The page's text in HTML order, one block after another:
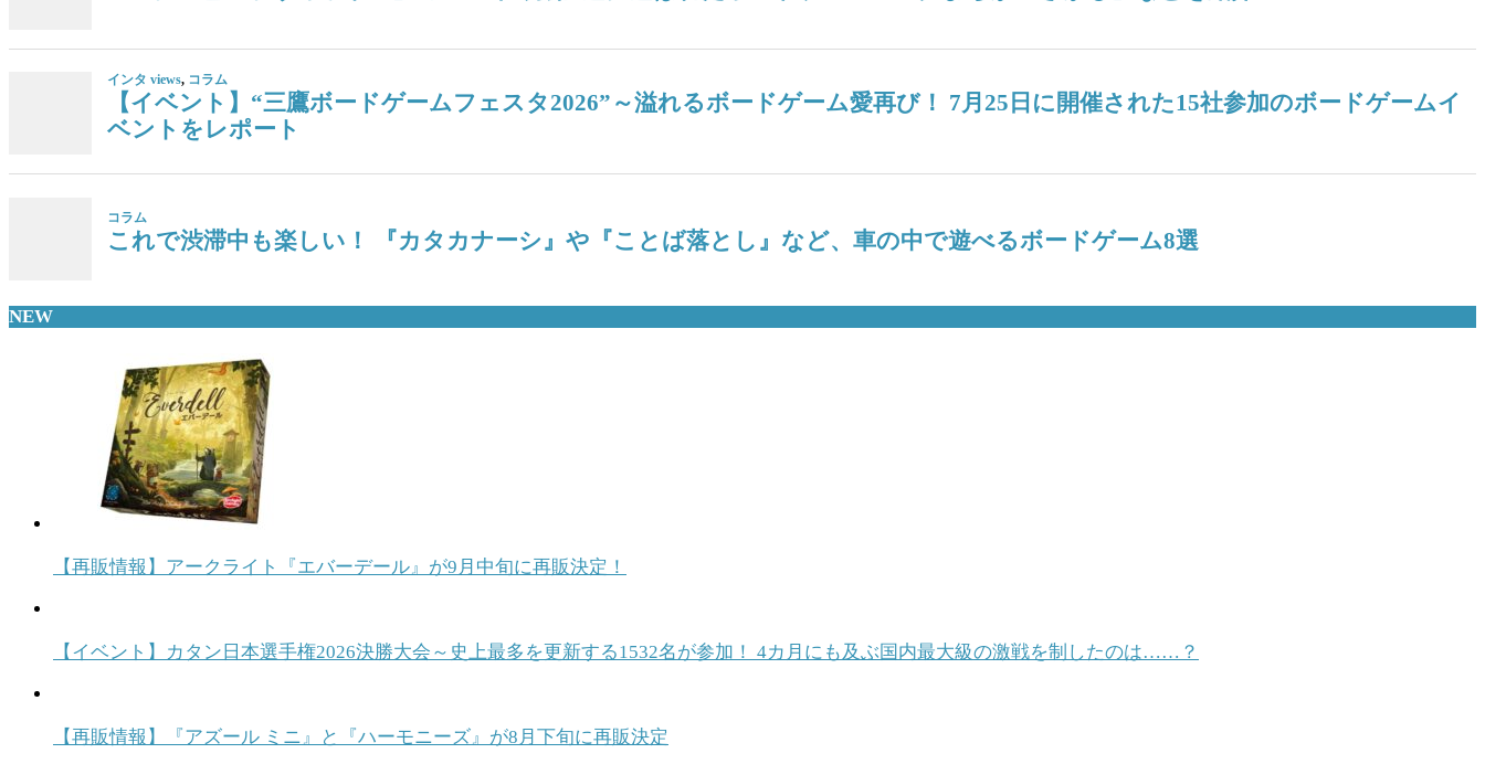
NEW
【再販情報】アークライト『エバーデール』が9月中旬に再販決定！
【イベント】カタン日本選手権2026決勝大会～史上最多を更新する1532名が参加！ 4カ月にも及ぶ国内最大級の激戦を制したのは……？
【再販情報】『アズール ミニ』と『ハーモニーズ』が8月下旬に再販決定